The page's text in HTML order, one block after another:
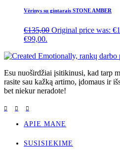
Vėrinys su gintarais STONE AMBER
€135,00 Original price was:
€99,00.
Esu nuoširdžiai įsitikinusi, kad tarp
rasite sau kažką artimo, įdomaus ir
bet niekur neradote!
APIE MANE
SUSISIEKIME